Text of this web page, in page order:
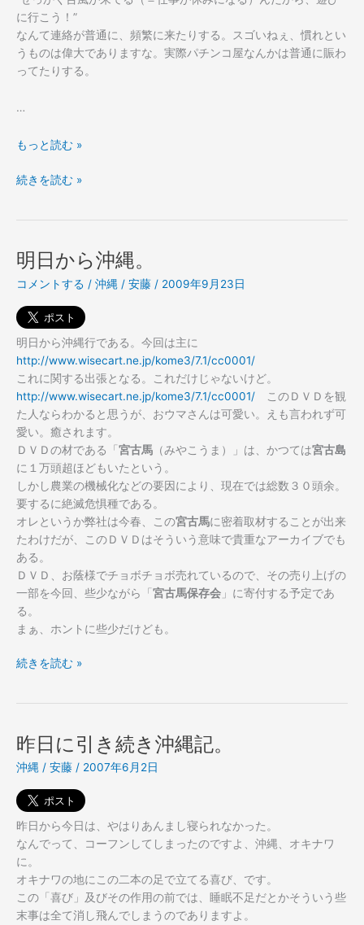
に行こう！”
なんて連絡が普通に、頻繁に来たりする。スゴいねぇ、慣れとい
うものは偉大でありますな。実際パチンコ屋なんかは普通に賑わ
ってたりする。
…
台
体
もっと読む »
台
続きを読む »
明日から沖縄。
コメントする / 沖縄 / 安藤 / 2009年9月23日
明日から沖縄行である。今回は主に
http://www.wisecart.ne.jp/kome3/7.1/cc0001/
これに関する出張となる。これだけじゃないけど。
http://www.wisecart.ne.jp/kome3/7.1/cc0001/ このＤＶＤを観
た人ならわかると思うが、おウマさんは可愛い。えも言われず可
愛い。癒されます。
ＤＶＤの材である「宮古馬 （みやこうま）」は、かつては宮古島
に１万頭超ほどもいたという。
しかし農業の機械化などの要因により、現在では総数３０頭余。
要するに絶滅危惧種である。
オレというか弊社は今春、この宮古馬に密着取材することが出来
たわけだが、このＤＶＤはそういう意味で貴重なアーカイブでも
ある。
ＤＶＤ、お蔭様でチョボチョボ売れているので、その売り上げの
一部を今回、些少ながら「宮古馬保存会 」に寄付する予定であ
る。
まぁ、ホントに些少だけども。
明
沖
縄。
続きを読む »
昨日に引き続き沖縄記。
沖縄 / 安藤 / 2007年6月2日
昨日から今日は、やはりあんまし寝られなかった。
なんでって、コーフンしてしまったのですよ、沖縄、オキナワ
に。
オキナワの地にこの二本の足で立てる喜び、です。
この「喜び」及びその作用の前では、睡眠不足だとかそういう些
末事は全て消し飛んでしまうのでありますよ。